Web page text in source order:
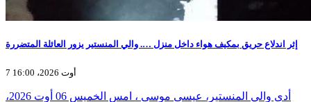
إثر اندلاع حريق بمكيف هواء داخل منزل …. والي المنستير يزور العائلة المتضررة
7 أوت 2026، 16:00
أدى والي المنستير، عيسى موسى ، امس الخميس 06 أوت 2026،